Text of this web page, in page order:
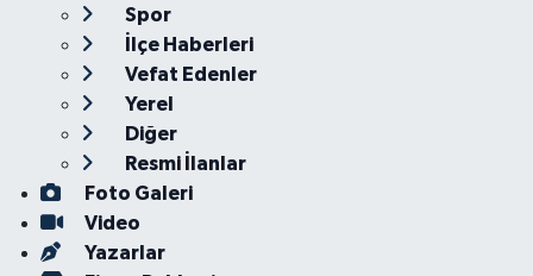
Spor
İlçe Haberleri
Vefat Edenler
Yerel
Diğer
Resmi İlanlar
Foto Galeri
Video
Yazarlar